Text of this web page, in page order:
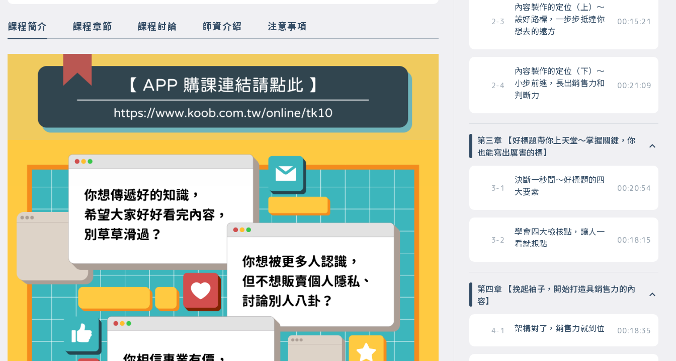
課程簡介 課程章節 課程討論 師資介紹 注意事項 2-3
內容製作的定位（上）～
設好路標，一步步抵達你
想去的遠方
00:15:21
2-4
內容製作的定位（下）～
小步前進，長出銷售力和
判斷力
00:21:09
第三章 【好標題帶你上天堂～掌握關鍵，你
也能寫出厲害的標】
3-1
決斷一秒間～好標題的四
大要素
00:20:54
3-2
學會四大檢核點，讓人一
看就想點
00:18:15
第四章 【挽起袖子，開始打造具銷售力的內
容】
4-1 架構對了，銷售力就到位 00:18:35